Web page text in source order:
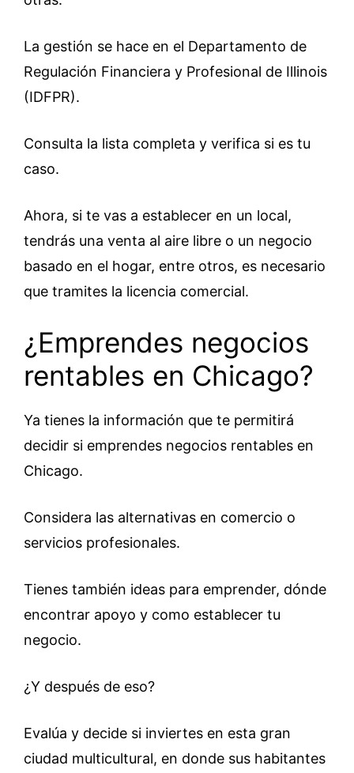
La gestión se hace en el Departamento de
Regulación Financiera y Profesional de Illinois
(IDFPR).
Consulta la lista completa y verifica si es tu
caso.
Ahora, si te vas a establecer en un local,
tendrás una venta al aire libre o un negocio
basado en el hogar, entre otros, es necesario
que tramites la licencia comercial.
¿Emprendes negocios
rentables en Chicago?
Ya tienes la información que te permitirá
decidir si emprendes negocios rentables en
Chicago.
Considera las alternativas en comercio o
servicios profesionales.
Tienes también ideas para emprender, dónde
encontrar apoyo y como establecer tu
negocio.
¿Y después de eso?
Evalúa y decide si inviertes en esta gran
ciudad multicultural, en donde sus habitantes